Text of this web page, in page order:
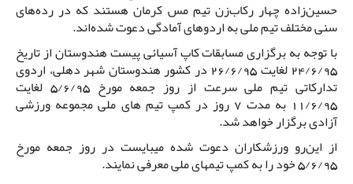
حسین‌زاده چهار رکاب‌زن تیم مس کرمان هستند که در رده‌های
سنی مختلف تیم ملی به اردوهای آمادگی دعوت شده‌اند.
با توجه به برگزاری مسابقات کاپ آسیائی پیست هندوستان از تاریخ
24/6/95 لغایت 26/6/95 در کشور هندوستان شهر دهلی، اردوی
تدارکاتی تیم ملی سرعت از روز جمعه مورخ 5/6/95 لغایت
11/6/95 به مدت 7 روز در کمپ تیم های ملی مجموعه ورزشی
آزادی برگزار خواهد شد.
از این‌رو ورزشکاران دعوت شده میبایست در روز جمعه مورخ
5/6/95 خود را به کمپ تیمهای ملی معرفی نمایند.